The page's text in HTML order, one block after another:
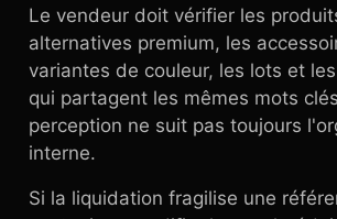
Le vendeur doit vérifier les
alternatives premium, les
variantes de couleur, les lots et
qui partagent les mêmes mots
perception ne suit pas toujours
interne.
Si la liquidation fragilise une